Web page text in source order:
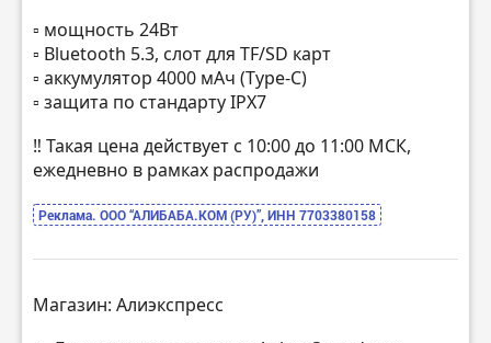
▫️ мощность 24Вт
▫️ Bluetooth 5.3, слот для TF/SD карт
▫️ аккумулятор 4000 мАч (Type-C)
▫️ защита по стандарту IPX7
‼️ Такая цена действует с 10:00 до 11:00 МСК,
ежедневно в рамках распродажи
Реклама. ООО “АЛИБАБА.КОМ (РУ)”, ИНН 7703380158
Магазин: Алиэкспресс